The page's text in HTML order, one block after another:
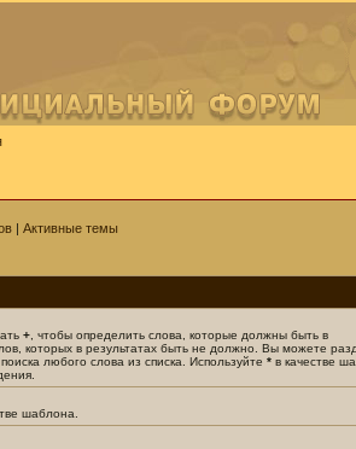
| Активные темы
+ , чтобы определить слова, которые должны быть в
которых в результатах быть не должно. Вы можете
любого слова из списка. Используйте * в качестве
шаблона.